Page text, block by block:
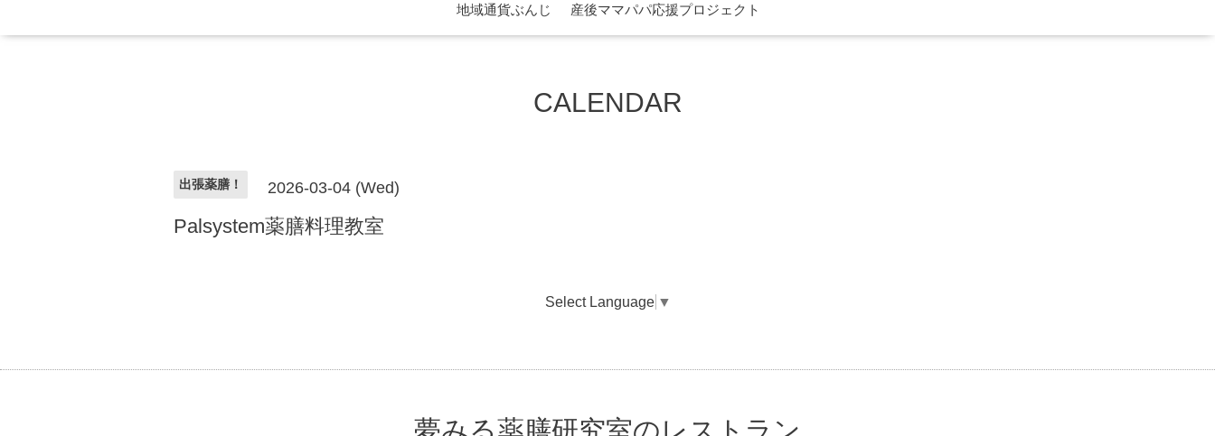
地域通貨ぶんじ
産後ママパパ応援プロジェクト
CALENDAR
出張薬膳！ 2026-03-04 (Wed)
Palsystem薬膳料理教室
Select Language ▼